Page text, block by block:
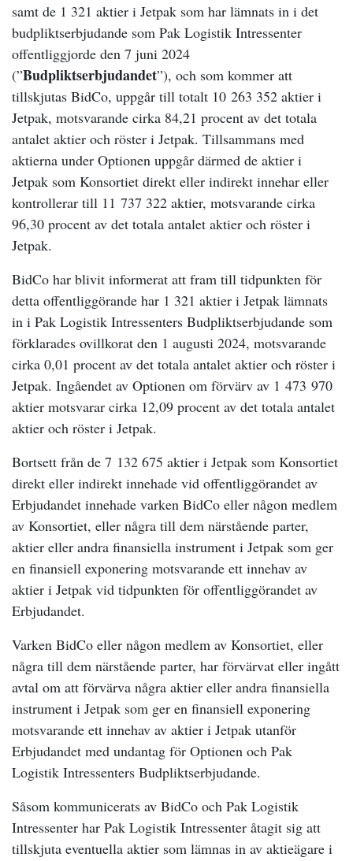
samt de 1 321 aktier i Jetpak som har lämnats in i det
budpliktserbjudande som Pak Logistik Intressenter
offentliggjorde den 7 juni 2024
(”Budpliktserbjudandet”), och som kommer att
tillskjutas BidCo, uppgår till totalt 10 263 352 aktier i
Jetpak, motsvarande cirka 84,21 procent av det totala
antalet aktier och röster i Jetpak. Tillsammans med
aktierna under Optionen uppgår därmed de aktier i
Jetpak som Konsortiet direkt eller indirekt innehar eller
kontrollerar till 11 737 322 aktier, motsvarande cirka
96,30 procent av det totala antalet aktier och röster i
Jetpak.
BidCo har blivit informerat att fram till tidpunkten för
detta offentliggörande har 1 321 aktier i Jetpak lämnats
in i Pak Logistik Intressenters Budpliktserbjudande som
förklarades ovillkorat den 1 augusti 2024, motsvarande
cirka 0,01 procent av det totala antalet aktier och röster i
Jetpak. Ingåendet av Optionen om förvärv av 1 473 970
aktier motsvarar cirka 12,09 procent av det totala antalet
aktier och röster i Jetpak.
Bortsett från de 7 132 675 aktier i Jetpak som Konsortiet
direkt eller indirekt innehade vid offentliggörandet av
Erbjudandet innehade varken BidCo eller någon medlem
av Konsortiet, eller några till dem närstående parter,
aktier eller andra finansiella instrument i Jetpak som ger
en finansiell exponering motsvarande ett innehav av
aktier i Jetpak vid tidpunkten för offentliggörandet av
Erbjudandet.
Varken BidCo eller någon medlem av Konsortiet, eller
några till dem närstående parter, har förvärvat eller ingått
avtal om att förvärva några aktier eller andra finansiella
instrument i Jetpak som ger en finansiell exponering
motsvarande ett innehav av aktier i Jetpak utanför
Erbjudandet med undantag för Optionen och Pak
Logistik Intressenters Budpliktserbjudande.
Såsom kommunicerats av BidCo och Pak Logistik
Intressenter har Pak Logistik Intressenter åtagit sig att
tillskjuta eventuella aktier som lämnas in av aktieägare i